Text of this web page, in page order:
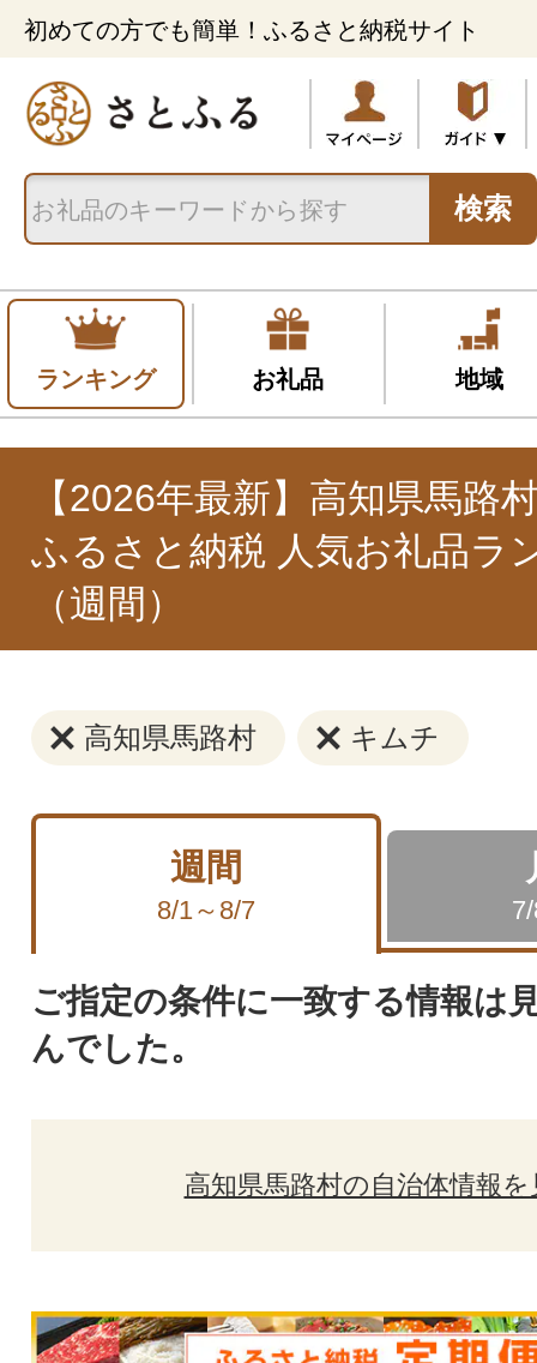
初めての方でも簡単！ふるさと納税サイト
検索
ランキング お礼品 地域
【2026年最新】高知県馬路
ふるさと納税 人気お礼品ラ
（週間）
高知県馬路村 キムチ
週間
8/1～8/7
ご指定の条件に一致する情報は
んでした。
高知県馬路村の自治体情報を